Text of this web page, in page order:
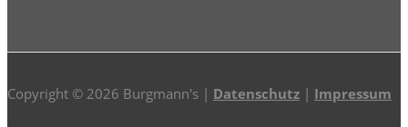
Copyright © 2026 Burgmann's | Datenschutz | Impressum